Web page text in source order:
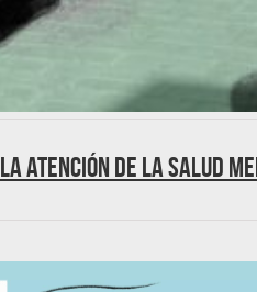
la atención de la Salud